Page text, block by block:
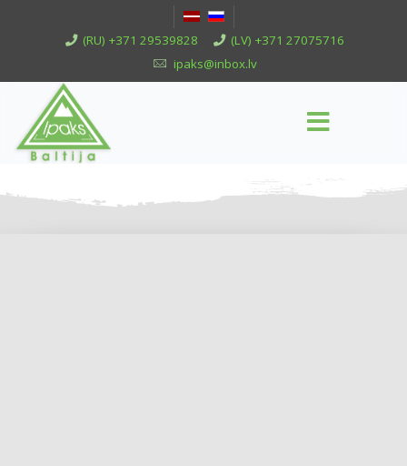
(RU) +371 29539828
(LV) +371 27075716
ipaks@inbox.lv